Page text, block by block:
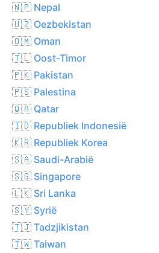
🇳🇵 Nepal
🇺🇿 Oezbekistan
🇴🇲 Oman
🇹🇱 Oost-Timor
🇵🇰 Pakistan
🇵🇸 Palestina
🇶🇦 Qatar
🇮🇩 Republiek Indonesië
🇰🇷 Republiek Korea
🇸🇦 Saudi-Arabië
🇸🇬 Singapore
🇱🇰 Sri Lanka
🇸🇾 Syrië
🇹🇯 Tadzjikistan
🇹🇼 Taiwan